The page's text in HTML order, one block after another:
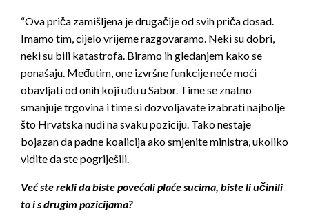
“Ova priča zamišljena je drugačije od svih priča dosad.
Imamo tim, cijelo vrijeme razgovaramo. Neki su dobri,
neki su bili katastrofa. Biramo ih gledanjem kako se
ponašaju. Međutim, one izvršne funkcije neće moći
obavljati od onih koji uđu u Sabor. Time se znatno
smanjuje trgovina i time si dozvoljavate izabrati najbolje
što Hrvatska nudi na svaku poziciju. Tako nestaje
bojazan da padne koalicija ako smjenite ministra, ukoliko
vidite da ste pogriješili.
Već ste rekli da biste povećali plaće sucima, biste li učinili
to i s drugim pozicijama?